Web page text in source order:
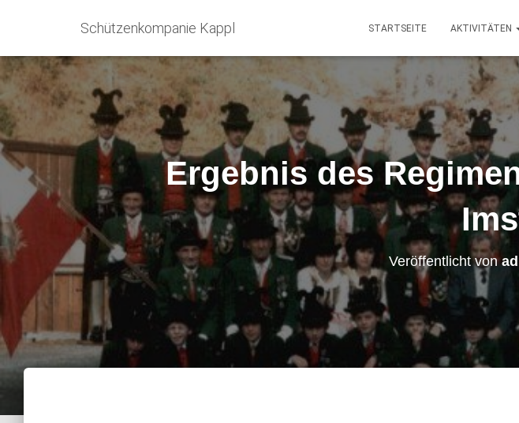
Schützenkompanie Kappl STARTSEITE AKTIVITÄTEN
Ergebnis des
Veröffentlicht von